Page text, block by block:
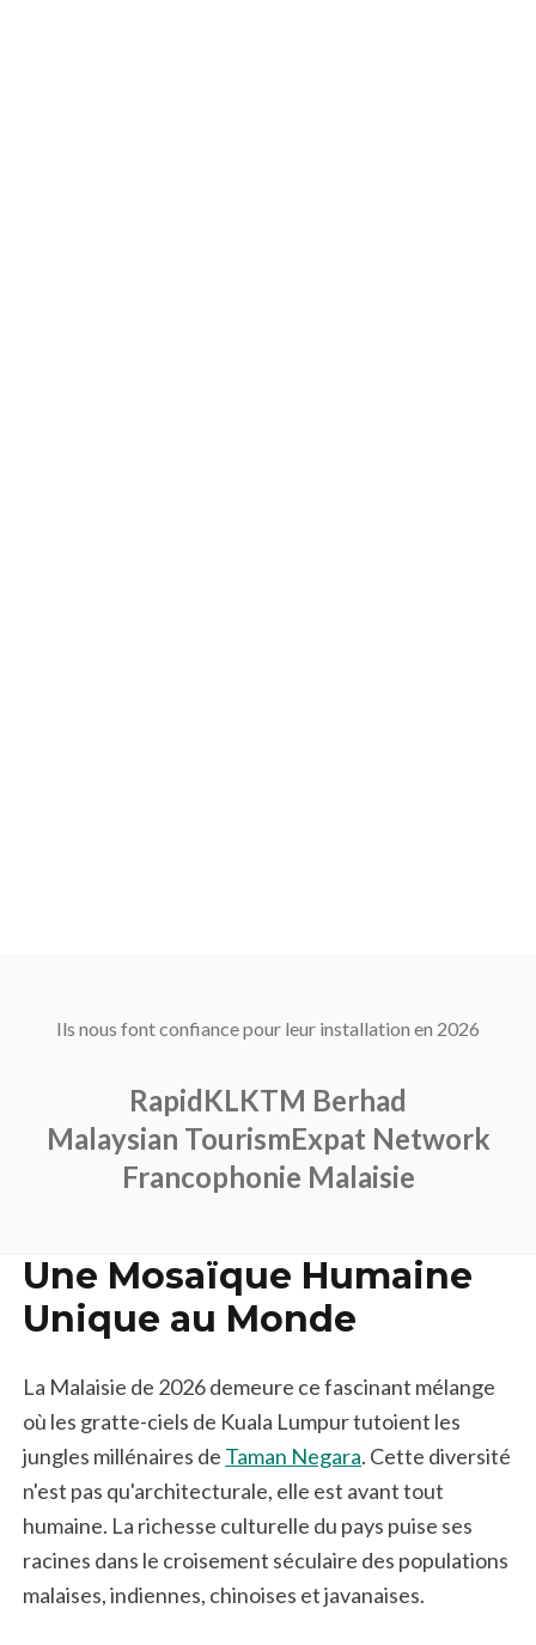
Ils nous font confiance pour leur installation en 2026
RapidKLKTM Berhad
Malaysian TourismExpat Network
Francophonie Malaisie
Une Mosaïque Humaine
Unique au Monde
La Malaisie de 2026 demeure ce fascinant mélange
où les gratte-ciels de Kuala Lumpur tutoient les
jungles millénaires de Taman Negara. Cette diversité
n'est pas qu'architecturale, elle est avant tout
humaine. La richesse culturelle du pays puise ses
racines dans le croisement séculaire des populations
malaises, indiennes, chinoises et javanaises.